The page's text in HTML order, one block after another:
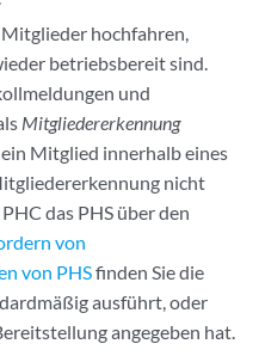
hochfahren,
betriebsbereit sind.
und
Mitgliedererkennung
Mitglied innerhalb eines
nicht
das PHS über den
von
von PHSfinden Sie die
ausführt, oder
angegeben hat.